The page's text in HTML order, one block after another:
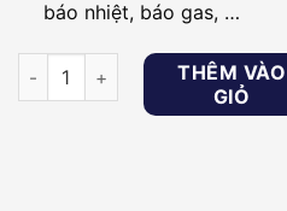
báo nhiệt, báo gas, …
Trung tâm báo cháy 90 kênh
THÊM VÀO
GIỎ